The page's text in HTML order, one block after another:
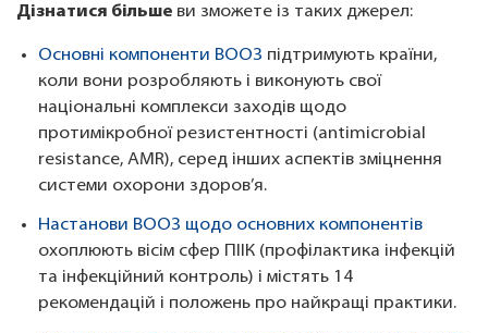
Дізнатися більше ви зможете із таких джерел:
Основні компоненти ВООЗ підтримують країни,
коли вони розробляють і виконують свої
національні комплекси заходів щодо
протимікробної резистентності (antimicrobial
resistance, AMR), серед інших аспектів зміцнення
системи охорони здоров’я.
Настанови ВООЗ щодо основних компонентів
охоплюють вісім сфер ПІІК (профілактика інфекцій
та інфекційний контроль) і містять 14
рекомендацій і положень про найкращі практики.